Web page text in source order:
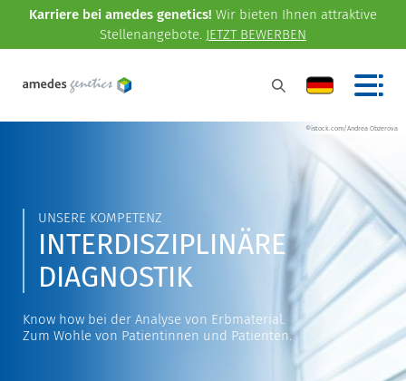
Karriere bei amedes genetics! Wir bieten Ihnen attraktive
Stellenangebote. JETZT BEWERBEN
©istock.com/Andrea Obzerova
UNSERE KOMPETENZ
INTERDISZIPLINÄRE
DIAGNOSTIK
Know how bei der Analyse von Erbmaterial.
Zum Wohle von Patientinnen und Patienten.